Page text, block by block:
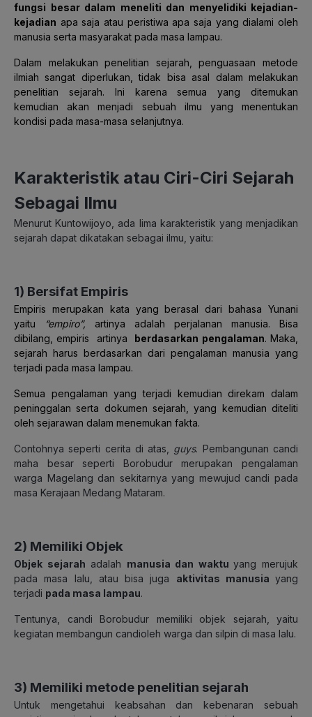
fungsi besar dalam meneliti dan menyelidiki kejadian-
kejadian apa saja atau peristiwa apa saja yang dialami oleh
manusia serta masyarakat pada masa lampau.
Dalam melakukan penelitian sejarah, penguasaan metode
ilmiah sangat diperlukan, tidak bisa asal dalam melakukan
penelitian sejarah. Ini karena semua yang ditemukan
kemudian akan menjadi sebuah ilmu yang menentukan
kondisi pada masa-masa selanjutnya.
Karakteristik atau Ciri-Ciri Sejarah
Sebagai Ilmu
Menurut Kuntowijoyo, ada lima karakteristik yang menjadikan
sejarah dapat dikatakan sebagai ilmu, yaitu:
1) Bersifat Empiris
Empiris merupakan kata yang berasal dari bahasa Yunani
yaitu
“empiro”, artinya adalah perjalanan manusia. Bisa
dibilang, empiris artinya berdasarkan pengalaman. Maka,
sejarah harus berdasarkan dari pengalaman manusia yang
terjadi pada masa lampau.
Semua pengalaman yang terjadi kemudian direkam dalam
peninggalan serta dokumen sejarah, yang kemudian diteliti
oleh sejarawan dalam menemukan fakta.
Contohnya seperti cerita di atas, guys. Pembangunan candi
maha besar seperti Borobudur merupakan pengalaman
warga Magelang dan sekitarnya yang mewujud candi pada
masa Kerajaan Medang Mataram.
2) Memiliki Objek
Objek sejarah adalah manusia dan waktuyang merujuk
pada masa lalu, atau bisa juga aktivitas manusia yang
terjadi pada masa lampau.
Tentunya, candi Borobudur memiliki objek sejarah, yaitu
kegiatan membangun candioleh warga dan silpin di masa lalu.
3) Memiliki metode penelitian sejarah
Untuk mengetahui keabsahan dan kebenaran sebuah